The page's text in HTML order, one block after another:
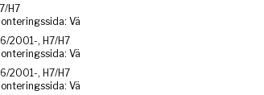
H7
Vä
2001-, H7/H7
Vä
2001-, H7/H7
Vä